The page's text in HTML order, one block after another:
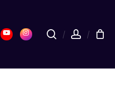
search
YoutubeInstagram